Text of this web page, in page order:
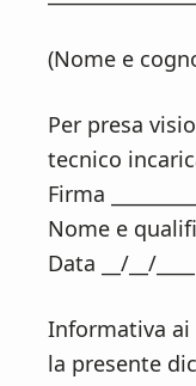
(Nome e
Per presa
tecnico
Firma
Nome e qualifica
Data __/__/____
Informativa ai
la presente